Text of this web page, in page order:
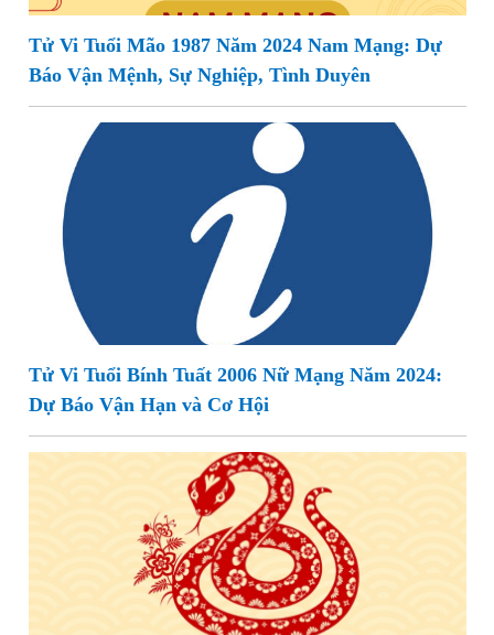
Tử Vi Tuổi Mão 1987 Năm 2024 Nam Mạng: Dự
Báo Vận Mệnh, Sự Nghiệp, Tình Duyên
Tử Vi Tuổi Bính Tuất 2006 Nữ Mạng Năm 2024:
Dự Báo Vận Hạn và Cơ Hội